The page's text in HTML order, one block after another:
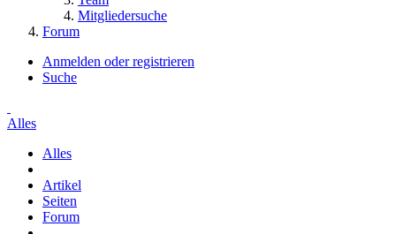
Mitgliedersuche
Forum
Anmelden oder registrieren
Suche
Alles
Alles
Artikel
Seiten
Forum